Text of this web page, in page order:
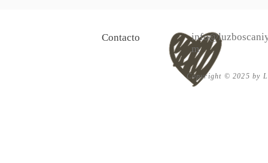
Contacto
m
Copyright © 2025 by